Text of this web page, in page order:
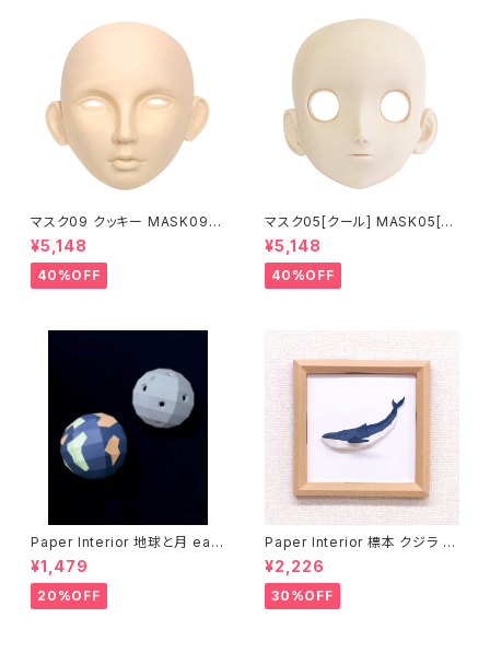
マスク09 クッキー MASK09
“COOKIE”
¥5,148
40%OFF
マスク05[クール] MASK05[C
OOL]
¥5,148
40%OFF
Paper Interior 地球と月 eart
h and moon
¥1,479
20%OFF
Paper Interior 標本 クジラ s
pecimen whale
¥2,226
30%OFF